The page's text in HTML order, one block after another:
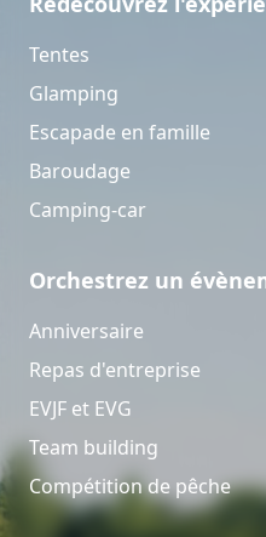
Tentes
Glamping
Escapade en famille
Baroudage
Camping-car
Orchestrez un
Anniversaire
Repas d'entreprise
EVJF et EVG
Team building
Compétition de pêche